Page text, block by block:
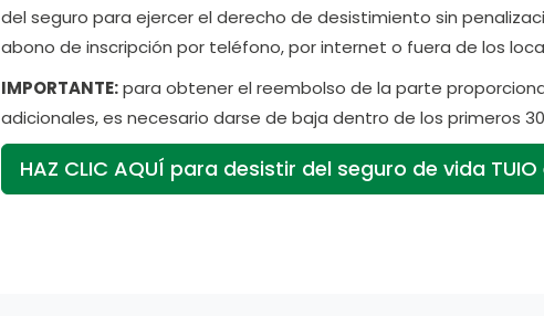
del seguro para ejercer el derecho de desistimiento sin
abono de inscripción por teléfono, por internet o fuera de los
IMPORTANTE:para obtener el reembolso de la parte
adicionales, es necesario darse de baja dentro de los primeros
HAZ CLIC AQUÍ para desistir del seguro de vida